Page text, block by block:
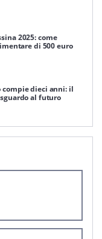
2025: come
di 500 euro
compie dieci anni: il
al futuro